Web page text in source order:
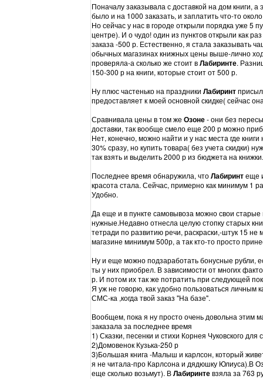
Поначалу заказывала с доставкой на дом книги,
было и на 1000 заказать, и заплатить что-то
Но сейчас у нас в городе открыли порядка уже 5
центре). И о чудо! один из пунктов открыли как
заказа -500 р. Естественно, я стала заказывать
обычных магазинах книжных цены выше-лично
проверяла-а сколько же стоит вЛабиринте.
150-300 р на книги, которые стоит от 500 р.
Ну плюс частенько на праздники Лабиринт
предоставляет к моей основной скидке( сейчас
Сравнивала цены в том же Озоне- они без
доставки, так вообще смело еще 200 р можно
Нет, конечно, можно найти и у нас места где
30% сразу, но купить товара( без учета скидки)
так взять и выделить 2000 р из бюджета на
Последнее время обнаружила, чтоЛабиринтеще
красота стала. Сейчас, примерно как минимум 1
Удобно.
Да еще и в пункте самовывоза можно свои
нужные.Недавно отнесла целую стопку старых
тетради по развитию речи, раскраски,-штук 15
магазине минимум 500р, а так кто-то просто
Ну и еще можно подзаработать бонусные рубли,
ты у них приобрел. В зависимости от многих
р. И потом их так же потратить при следующей
Я уж не говорю, как удобно пользоваться личным
СМС-ка ,когда твой заказ "На базе".
Вообщем, пока я ну просто очень довольна этим
заказала за последнее время
1) Сказки, песенки и стихи Корнея Чуковского
2)Домовенок Кузька-250 р
3)Большая книга -Малыш и карлсон, который
я не читала-про Карлсона и дядюшку Юлиуса).В
еще сколько возьмут). ВЛабиринтевзяла за 763